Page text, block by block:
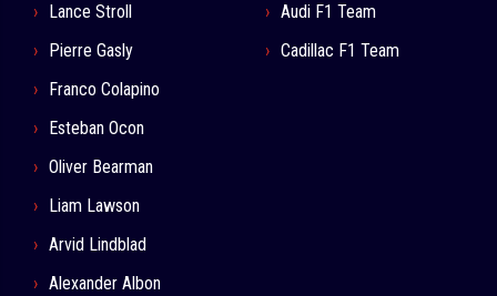
Lance Stroll
Pierre Gasly
Franco Colapino
Esteban Ocon
Oliver Bearman
Liam Lawson
Arvid Lindblad
Alexander Albon
Audi F1 Team
Cadillac F1 Team